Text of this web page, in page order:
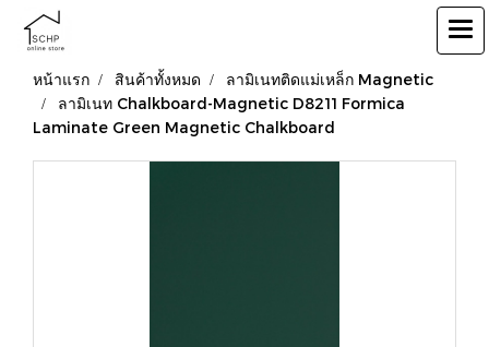
หน้าแรก สินค้าทั้งหมด
ลามิเนทติดแม่เหล็ก Magnetic
ลามิเนท Chalkboard-Magnetic D8211 Formica
Laminate Green Magnetic Chalkboard